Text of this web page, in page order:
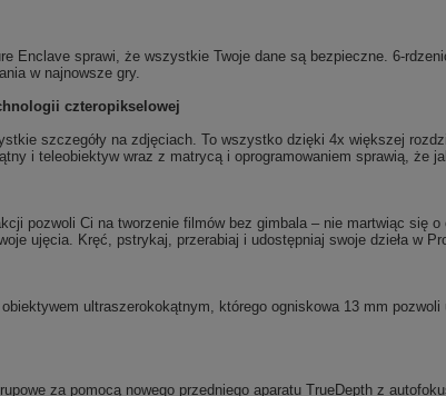
Enclave sprawi, że wszystkie Twoje dane są bezpieczne. 6-
w najnowsze gry.
czteropikselowej
szczegóły na zdjęciach. To wszystko dzięki 4x większej
i teleobiektyw wraz z matrycą i oprogramowaniem sprawią, że
pozwoli Ci na tworzenie filmów bez gimbala – nie martwiąc się
ujęcia. Kręć, pstrykaj, przerabiaj i udostępniaj swoje dzieła w
ultraszerokokątnym, którego ogniskowa 13 mm
za pomocą nowego przedniego aparatu TrueDepth z